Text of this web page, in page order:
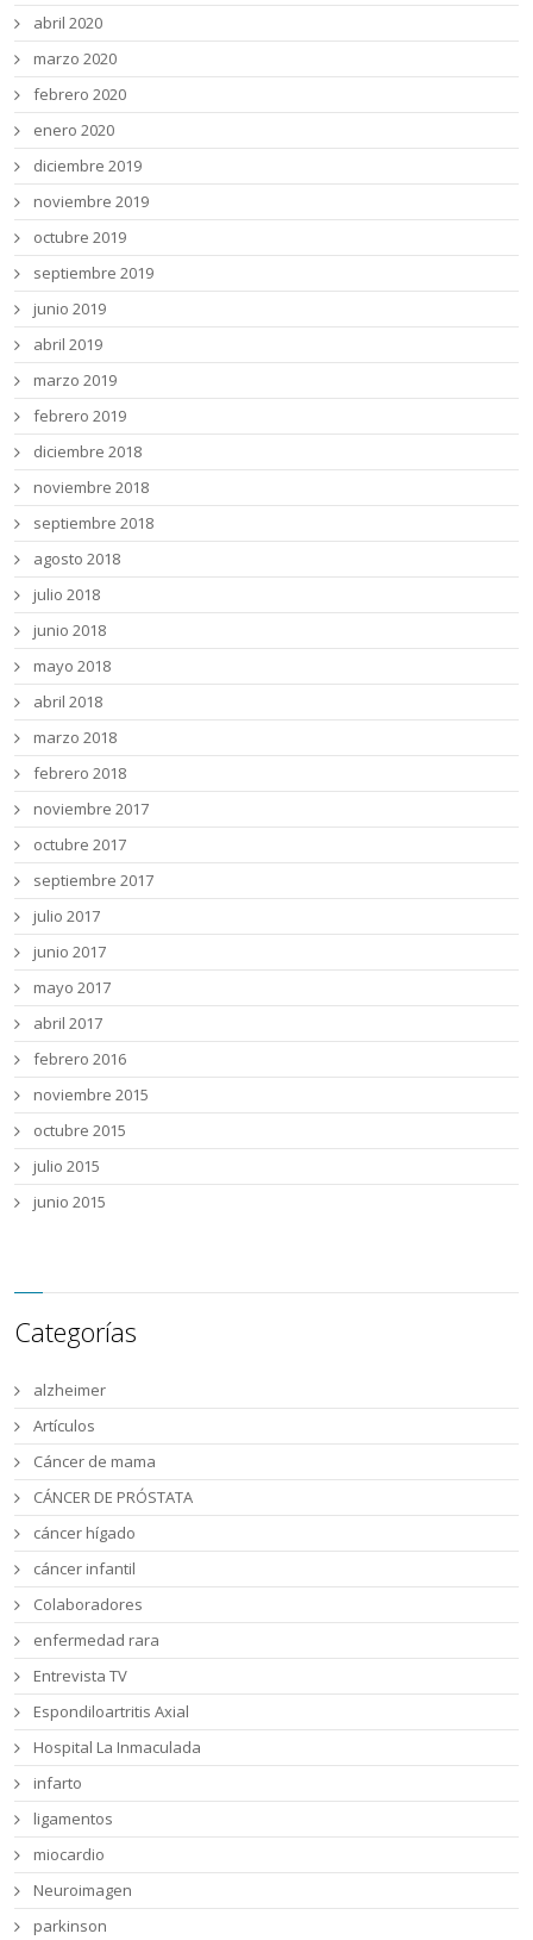
abril 2020
marzo 2020
febrero 2020
enero 2020
diciembre 2019
noviembre 2019
octubre 2019
septiembre 2019
junio 2019
abril 2019
marzo 2019
febrero 2019
diciembre 2018
noviembre 2018
septiembre 2018
agosto 2018
julio 2018
junio 2018
mayo 2018
abril 2018
marzo 2018
febrero 2018
noviembre 2017
octubre 2017
septiembre 2017
julio 2017
junio 2017
mayo 2017
abril 2017
febrero 2016
noviembre 2015
octubre 2015
julio 2015
junio 2015
Categorías
alzheimer
Artículos
Cáncer de mama
CÁNCER DE PRÓSTATA
cáncer hígado
cáncer infantil
Colaboradores
enfermedad rara
Entrevista TV
Espondiloartritis Axial
Hospital La Inmaculada
infarto
ligamentos
miocardio
Neuroimagen
parkinson